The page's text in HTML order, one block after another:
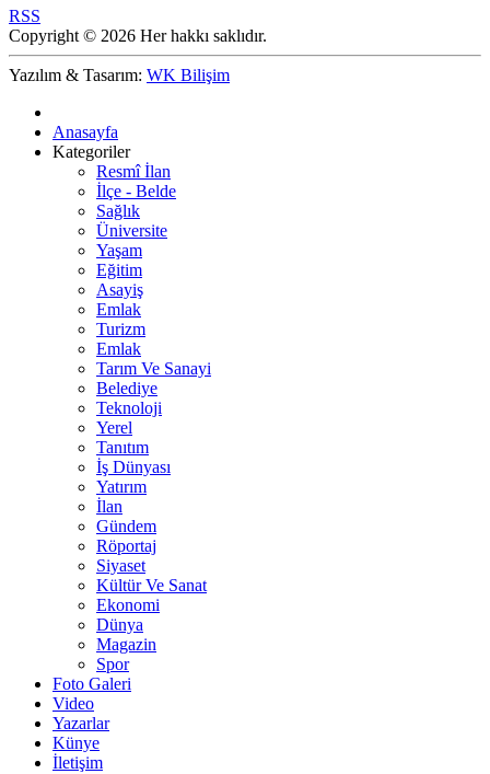
RSS
Copyright © 2026 Her hakkı saklıdır.
Yazılım & Tasarım: WK Bilişim
Anasayfa
Kategoriler
Resmî İlan
İlçe - Belde
Sağlık
Üniversite
Yaşam
Eğitim
Asayiş
Emlak
Turizm
Emlak
Tarım Ve Sanayi
Belediye
Teknoloji
Yerel
Tanıtım
İş Dünyası
Yatırım
İlan
Gündem
Röportaj
Siyaset
Kültür Ve Sanat
Ekonomi
Dünya
Magazin
Spor
Foto Galeri
Video
Yazarlar
Künye
İletişim